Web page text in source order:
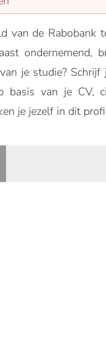
van de
ondernemend,
je studie?
basis van je
je jezelf in dit